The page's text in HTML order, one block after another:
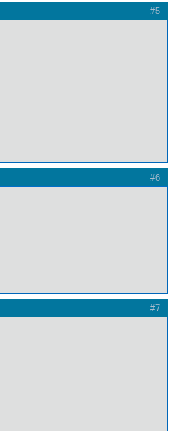
#5
#6
#7